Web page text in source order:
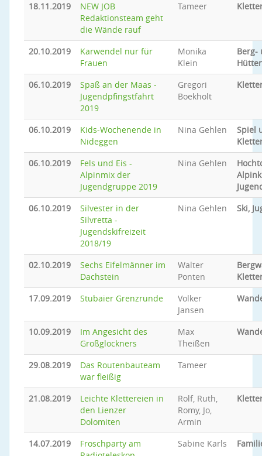
18.11.2019
NEW JOB
Redaktionsteam geht
die Wände rauf
Tameer
20.10.2019
Karwendel nur für
Frauen
Monika
Klein
Berg-
06.10.2019
Spaß an der Maas -
Jugendpfingstfahrt
2019
Gregori
Boekholt
06.10.2019
Kids-Wochenende in
Nideggen
Nina Gehlen
Spiel
06.10.2019
Fels und Eis -
Alpinmix der
Jugendgruppe 2019
Nina Gehlen
06.10.2019
Silvester in der
Silvretta -
Jugendskifreizeit
2018/19
Nina Gehlen Ski,
02.10.2019
Sechs Eifelmänner im
Dachstein
Walter
Ponten
17.09.2019
Stubaier Grenzrunde
Volker
Jansen
10.09.2019
Im Angesicht des
Großglockners
Max
Theißen
29.08.2019
Das Routenbauteam
war fleißig
Tameer
21.08.2019
Leichte Klettereien in
den Lienzer
Dolomiten
Rolf, Ruth,
Romy, Jo,
Armin
14.07.2019
Froschparty am
Sabine Karls